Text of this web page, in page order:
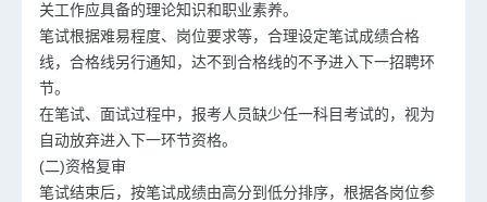
关工作应具备的理论知识和职业素养。
笔试根据难易程度、岗位要求等，合理设定笔试成绩合格
线，合格线另行通知，达不到合格线的不予进入下一招聘环
节。
在笔试、面试过程中，报考人员缺少任一科目考试的，视为
自动放弃进入下一环节资格。
(二)资格复审
笔试结束后，按笔试成绩由高分到低分排序，根据各岗位参